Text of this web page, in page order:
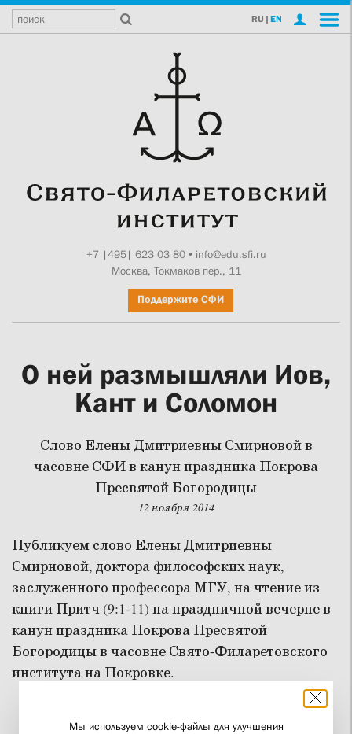
RU | EN
+7 |495| 623 03 80• info@edu.sfi.ru
Москва, Токмаков пер., 11
Поддержите СФИ
О ней размышляли Иов,
Кант и Соломон
Слово Елены Дмитриевны Смирновой в
часовне СФИ в канун праздника Покрова
Пресвятой Богородицы
12 ноября 2014
Публикуем слово Елены Дмитриевны
Смирновой, доктора философских наук,
заслуженного профессора МГУ, на чтение из
книги Притч (9:1-11) на праздничной вечерне в
канун праздника Покрова Пресвятой
Богородицы в часовне Свято-Филаретовского
института на Покровке.
Мы используем cookie-файлы для улучшения